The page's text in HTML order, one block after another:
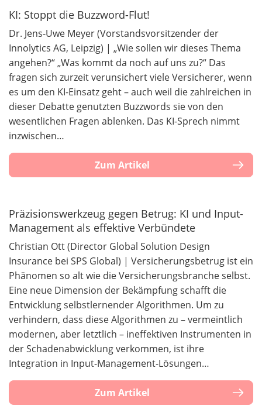
KI: Stoppt die Buzzword-Flut!
Dr. Jens-Uwe Meyer (Vorstandsvorsitzender der
Innolytics AG, Leipzig) | „Wie sollen wir dieses Thema
angehen?“ „Was kommt da noch auf uns zu?“ Das
fragen sich zurzeit verunsichert viele Versicherer, wenn
es um den KI-Einsatz geht – auch weil die zahlreichen in
dieser Debatte genutzten Buzzwords sie von den
wesentlichen Fragen ablenken. Das KI-Sprech nimmt
inzwischen…
Zum Artikel
Präzisionswerkzeug gegen Betrug: KI und Input-
Management als effektive Verbündete
Christian Ott (Director Global Solution Design
Insurance bei SPS Global) | Versicherungsbetrug ist ein
Phänomen so alt wie die Versicherungsbranche selbst.
Eine neue Dimension der Bekämpfung schafft die
Entwicklung selbstlernender Algorithmen. Um zu
verhindern, dass diese Algorithmen zu – vermeintlich
modernen, aber letztlich – ineffektiven Instrumenten in
der Schadenabwicklung verkommen, ist ihre
Integration in Input-Management-Lösungen…
Zum Artikel